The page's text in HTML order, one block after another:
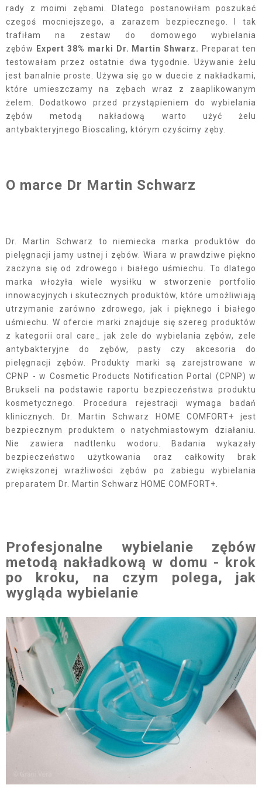
rady z moimi zębami. Dlatego postanowiłam poszukać
czegoś mocniejszego, a zarazem bezpiecznego. I tak
trafiłam na zestaw do domowego wybielania
zębów Expert 38% marki Dr. Martin Shwarz.Preparat ten
testowałam przez ostatnie dwa tygodnie. Używanie żelu
jest banalnie proste. Używa się go w duecie z nakładkami,
które umieszczamy na zębach wraz z zaaplikowanym
żelem. Dodatkowo przed przystąpieniem do wybielania
zębów metodą nakładową warto użyć żelu
antybakteryjnego Bioscaling, którym czyścimy zęby.
O marce Dr Martin Schwarz
Dr. Martin Schwarz to niemiecka marka produktów do
pielęgnacji jamy ustnej i zębów. Wiara w prawdziwe piękno
zaczyna się od zdrowego i białego uśmiechu. To dlatego
marka włożyła wiele wysiłku w stworzenie portfolio
innowacyjnych i skutecznych produktów, które umożliwiają
utrzymanie zarówno zdrowego, jak i pięknego i białego
uśmiechu. W ofercie marki znajduje się szereg produktów
z kategorii oral care_ jak żele do wybielania zębów, zele
antybakteryjne do zębów, pasty czy akcesoria do
pielęgnacji zębów. Produkty marki są zarejstrowane w
CPNP - w Cosmetic Products Notification Portal (CPNP) w
Brukseli na podstawie raportu bezpieczeństwa produktu
kosmetycznego. Procedura rejestracji wymaga badań
klinicznych. Dr. Martin Schwarz HOME COMFORT+ jest
bezpiecznym produktem o natychmiastowym działaniu.
Nie zawiera nadtlenku wodoru. Badania wykazały
bezpieczeństwo użytkowania oraz całkowity brak
zwiększonej wrażliwości zębów po zabiegu wybielania
preparatem Dr. Martin Schwarz HOME COMFORT+.
Profesjonalne wybielanie zębów
metodą nakładkową w domu - krok
po kroku, na czym polega, jak
wygląda wybielanie